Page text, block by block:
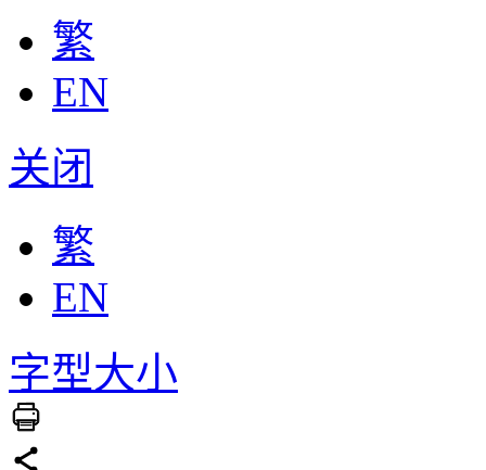
繁
EN
关闭
繁
EN
字型大小